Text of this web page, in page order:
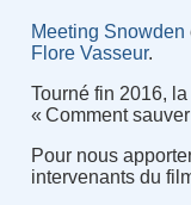
Meeting Snowden
Flore Vasseur.
Tourné fin 2016,
« Comment
Pour nous
intervenants du